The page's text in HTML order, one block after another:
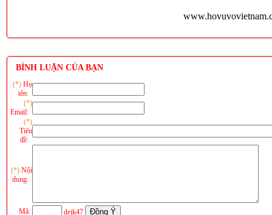
BÌNH LUẬN CỦA BẠN
(*) Họ
tên:
(*)
Email:
(*)
Tiêu
đề:
(*) Nội
dung:
Mã: dejk47